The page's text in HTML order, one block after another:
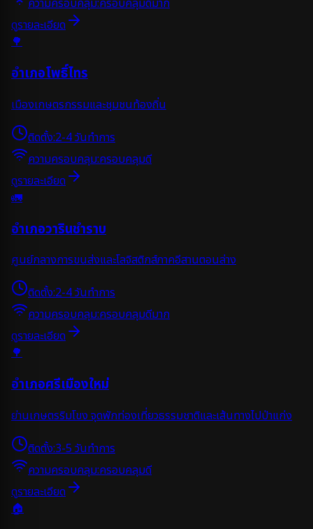
ความครอบคลุม:ครอบคลุมดีมาก
ดูรายละเอียด
🌳
อำเภอโพธิ์ไทร
เมืองเกษตรกรรมและชุมชนท้องถิ่น
ติดตั้ง:2-4 วันทำการ
ความครอบคลุม:ครอบคลุมดี
ดูรายละเอียด
🚛
อำเภอวารินชำราบ
ศูนย์กลางการขนส่งและโลจิสติกส์ภาคอีสานตอนล่าง
ติดตั้ง:2-4 วันทำการ
ความครอบคลุม:ครอบคลุมดีมาก
ดูรายละเอียด
🌳
อำเภอศรีเมืองใหม่
ย่านเกษตรริมโขง จุดพักท่องเที่ยวธรรมชาติและเส้นทางไปป่าแก่ง
ติดตั้ง:3-5 วันทำการ
ความครอบคลุม:ครอบคลุมดี
ดูรายละเอียด
🏠